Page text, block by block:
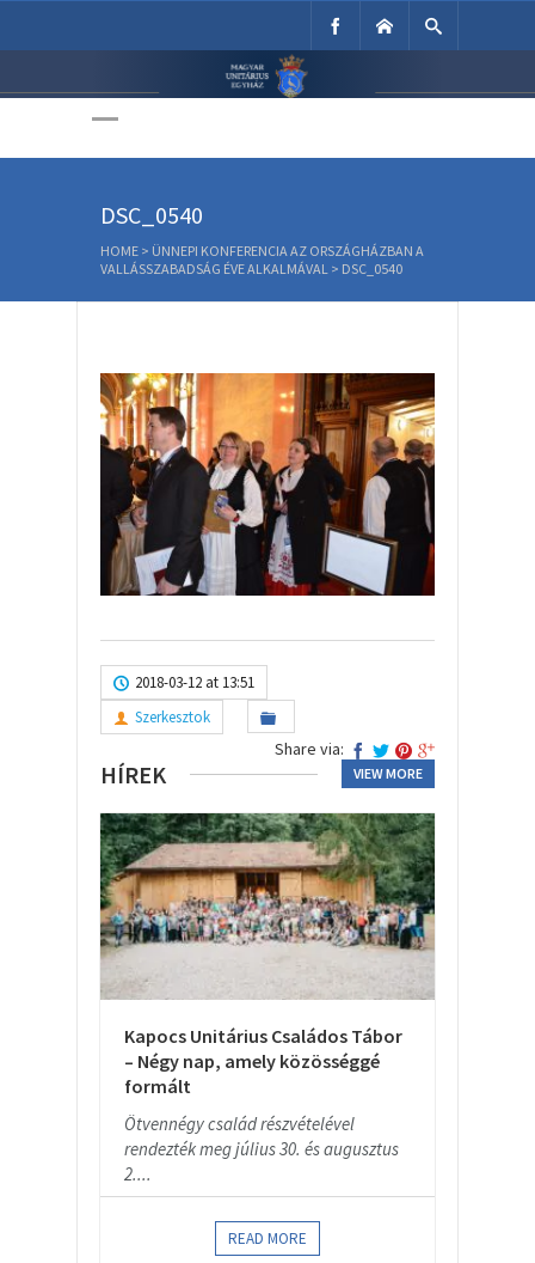
Unitárius Egyház
DSC_0540
HOME > ÜNNEPI KONFERENCIA AZ ORSZÁGHÁZBAN A
VALLÁSSZABADSÁG ÉVE ALKALMÁVAL > DSC_0540
2018-03-12 at 13:51
Szerkesztok
Share via:
HÍREK VIEW MORE
Kapocs Unitárius Családos Tábor
– Négy nap, amely közösséggé
formált
Ötvennégy család részvételével
rendezték meg július 30. és augusztus
2....
READ MORE